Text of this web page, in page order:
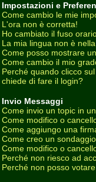
Impostazioni e
Come cambio le mie
L'ora non è corretta!
Ho cambiato il fuso
La mia lingua non è
Come posso mostrare
Come cambio il mio
Perché quando clicco
chiede di fare il login?
Invio Messaggi
Come invio un topic in
Come modifico o
Come aggiungo una
Come creo un
Come modifico o
Perché non riesco ad
Perché non posso